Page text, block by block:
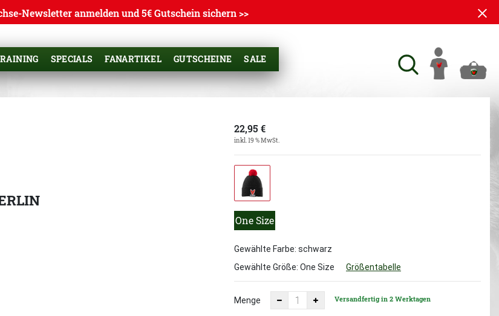
Newsletter anmelden und 5€ Gutschein sichern >>
SPECIALS FANARTIKEL GUTSCHEINE SALE
22,95 €
inkl. 19 % MwSt.
One Size
Gewählte Farbe: schwarz
Gewählte Größe: One Size Größentabelle
Menge Versandfertig in 2 Werktagen